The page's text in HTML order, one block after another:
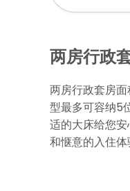
两房行政
两房行政套房
型最多可容纳5
适的大床给您
和惬意的入住体